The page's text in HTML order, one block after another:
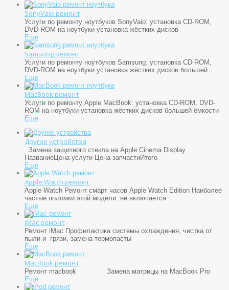
SonyVaio ремонт
Услуги по ремонту ноутбуков SonyVaio: установка CD-ROM,
DVD-ROM на ноутбуки установка жёстких дисков
Еще
Samsung ремонт
Услуги по ремонту ноутбуков Samsung: установка CD-ROM,
DVD-ROM на ноутбуки установка жёстких дисков большей
Еще
MacBook ремонт
Услуги по ремонту Apple MacBook: установка CD-ROM, DVD-
ROM на ноутбуки установка жёстких дисков большей ёмкости
Еще
Другие устройства
Замена защитного стекла на Apple Cinema Display
НазваниеЦена услуги Цена запчастиИтого
Еще
Apple Watch ремонт
Apple Watch Ремонт смарт часов Apple Watch Edition Наиболее
частые поломки этой модели: не включается
Еще
iMac ремонт
Ремонт iMac Профилактика системы охлаждения, чистка от
пыли и грязи, замена термопасты
Еще
MacBook ремонт
Ремонт macbook Замена матрицы на MacBook Pro
Еще